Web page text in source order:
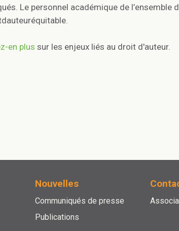
Le personnel académique de l’ensemble
en plus sur les enjeux liés au droit d'auteur.
Nouvelles
Communiqués de presse
Publications